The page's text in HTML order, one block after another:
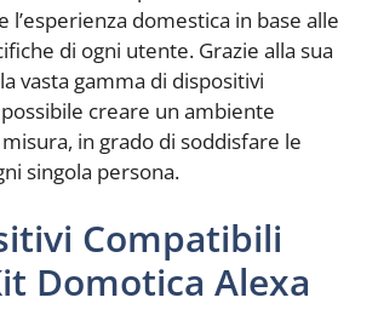
l’esperienza domestica in base alle
di ogni utente. Grazie alla sua
vasta gamma di dispositivi
creare un ambiente
in grado di soddisfare le
singola persona.
Compatibili
Domotica Alexa